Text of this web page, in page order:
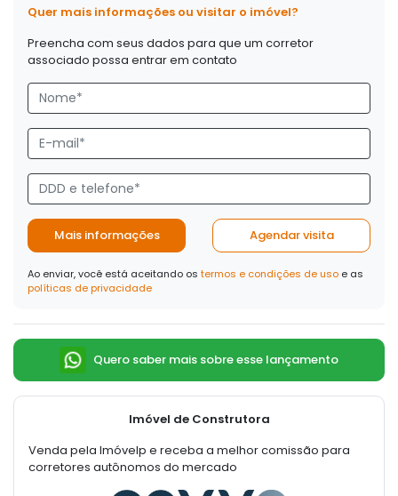
Quer mais informações ou visitar o imóvel?
Preencha com seus dados para que um corretor
associado possa entrar em contato
Mais informações Agendar visita
Ao enviar, você está aceitando os termos e condições de uso e as
políticas de privacidade
Quero saber mais sobre esse lançamento
Imóvel de Construtora
Venda pela Imóvelp e receba a melhor comissão para
corretores autônomos do mercado